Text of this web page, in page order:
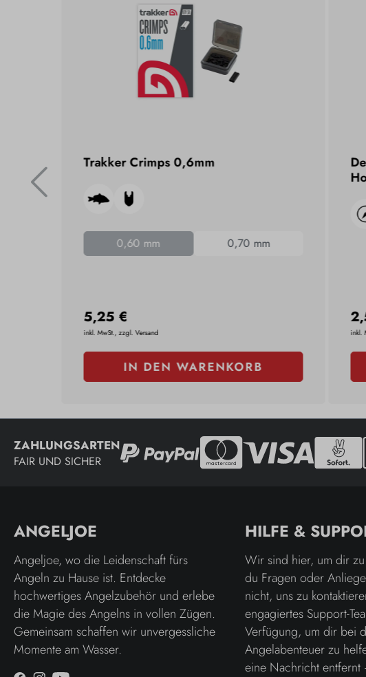
Trakker Crimps 0,6mm
0,60 mm 0,70 mm
5,25 €
inkl. MwSt., zzgl. Versand
IN DEN WARENKORB
inkl.
ZAHLUNGSARTEN
FAIR UND SICHER
ANGELJOE
Angeljoe, wo die Leidenschaft fürs
Angeln zu Hause ist. Entdecke
hochwertiges Angelzubehör und erlebe
die Magie des Angelns in vollen Zügen.
Gemeinsam schaffen wir unvergessliche
Momente am Wasser.
HILFE &
Wir sind hier, um dir
du Fragen oder
nicht, uns zu
engagiertes Support-
Verfügung, um dir bei
Angelabenteuer zu
eine Nachricht